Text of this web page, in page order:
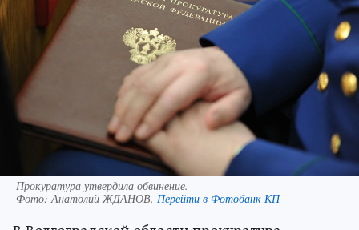
Прокуратура утвердила обвинение.
Фото:Анатолий ЖДАНОВ. Перейти в Фотобанк КП